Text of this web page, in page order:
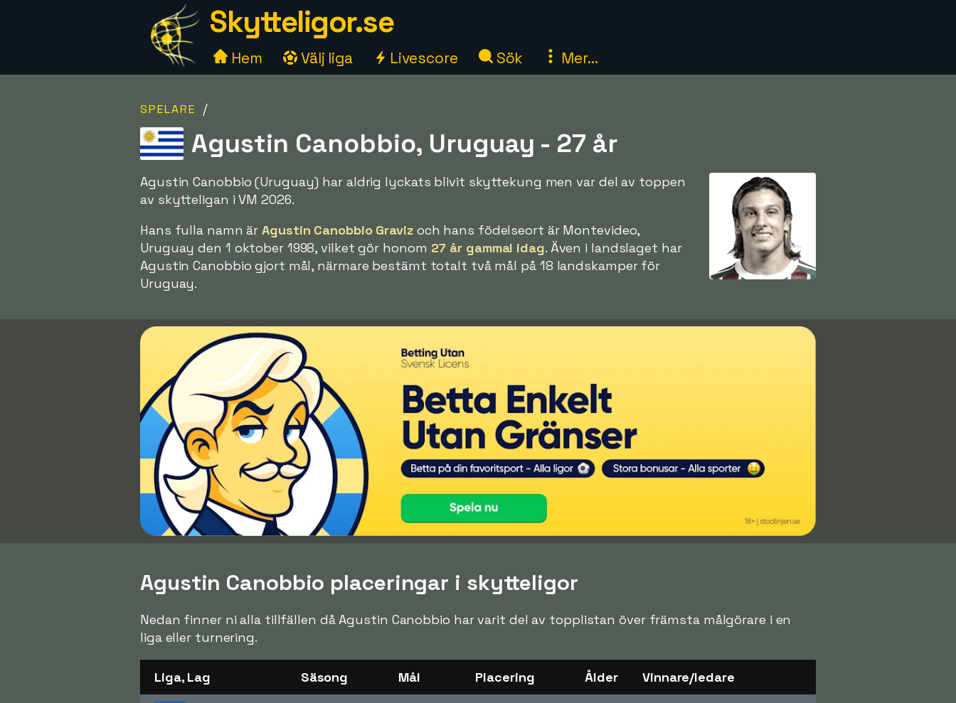
Skytteligor.se
Hem Välj liga Livescore Sök Mer...
SPELARE /
Agustin Canobbio, Uruguay - 27 år
Agustin Canobbio (Uruguay) har aldrig lyckats blivit skyttekung men var del av toppen
av skytteligan i VM 2026.
Hans fulla namn ärAgustin Canobbio Gravizoch hans födelseort är Montevideo,
Uruguay den 1 oktober 1998, vilket gör honom 27 år gammal idag. Även i landslaget har
Agustin Canobbio gjort mål, närmare bestämt totalt två mål på 18 landskamper för
Uruguay.
Agustin Canobbio placeringar i skytteligor
Nedan finner ni alla tillfällen då Agustin Canobbio har varit del av topplistan över främsta målgörare i en
liga eller turnering.
Liga, Lag Säsong Mål Placering Ålder Vinnare/ledare